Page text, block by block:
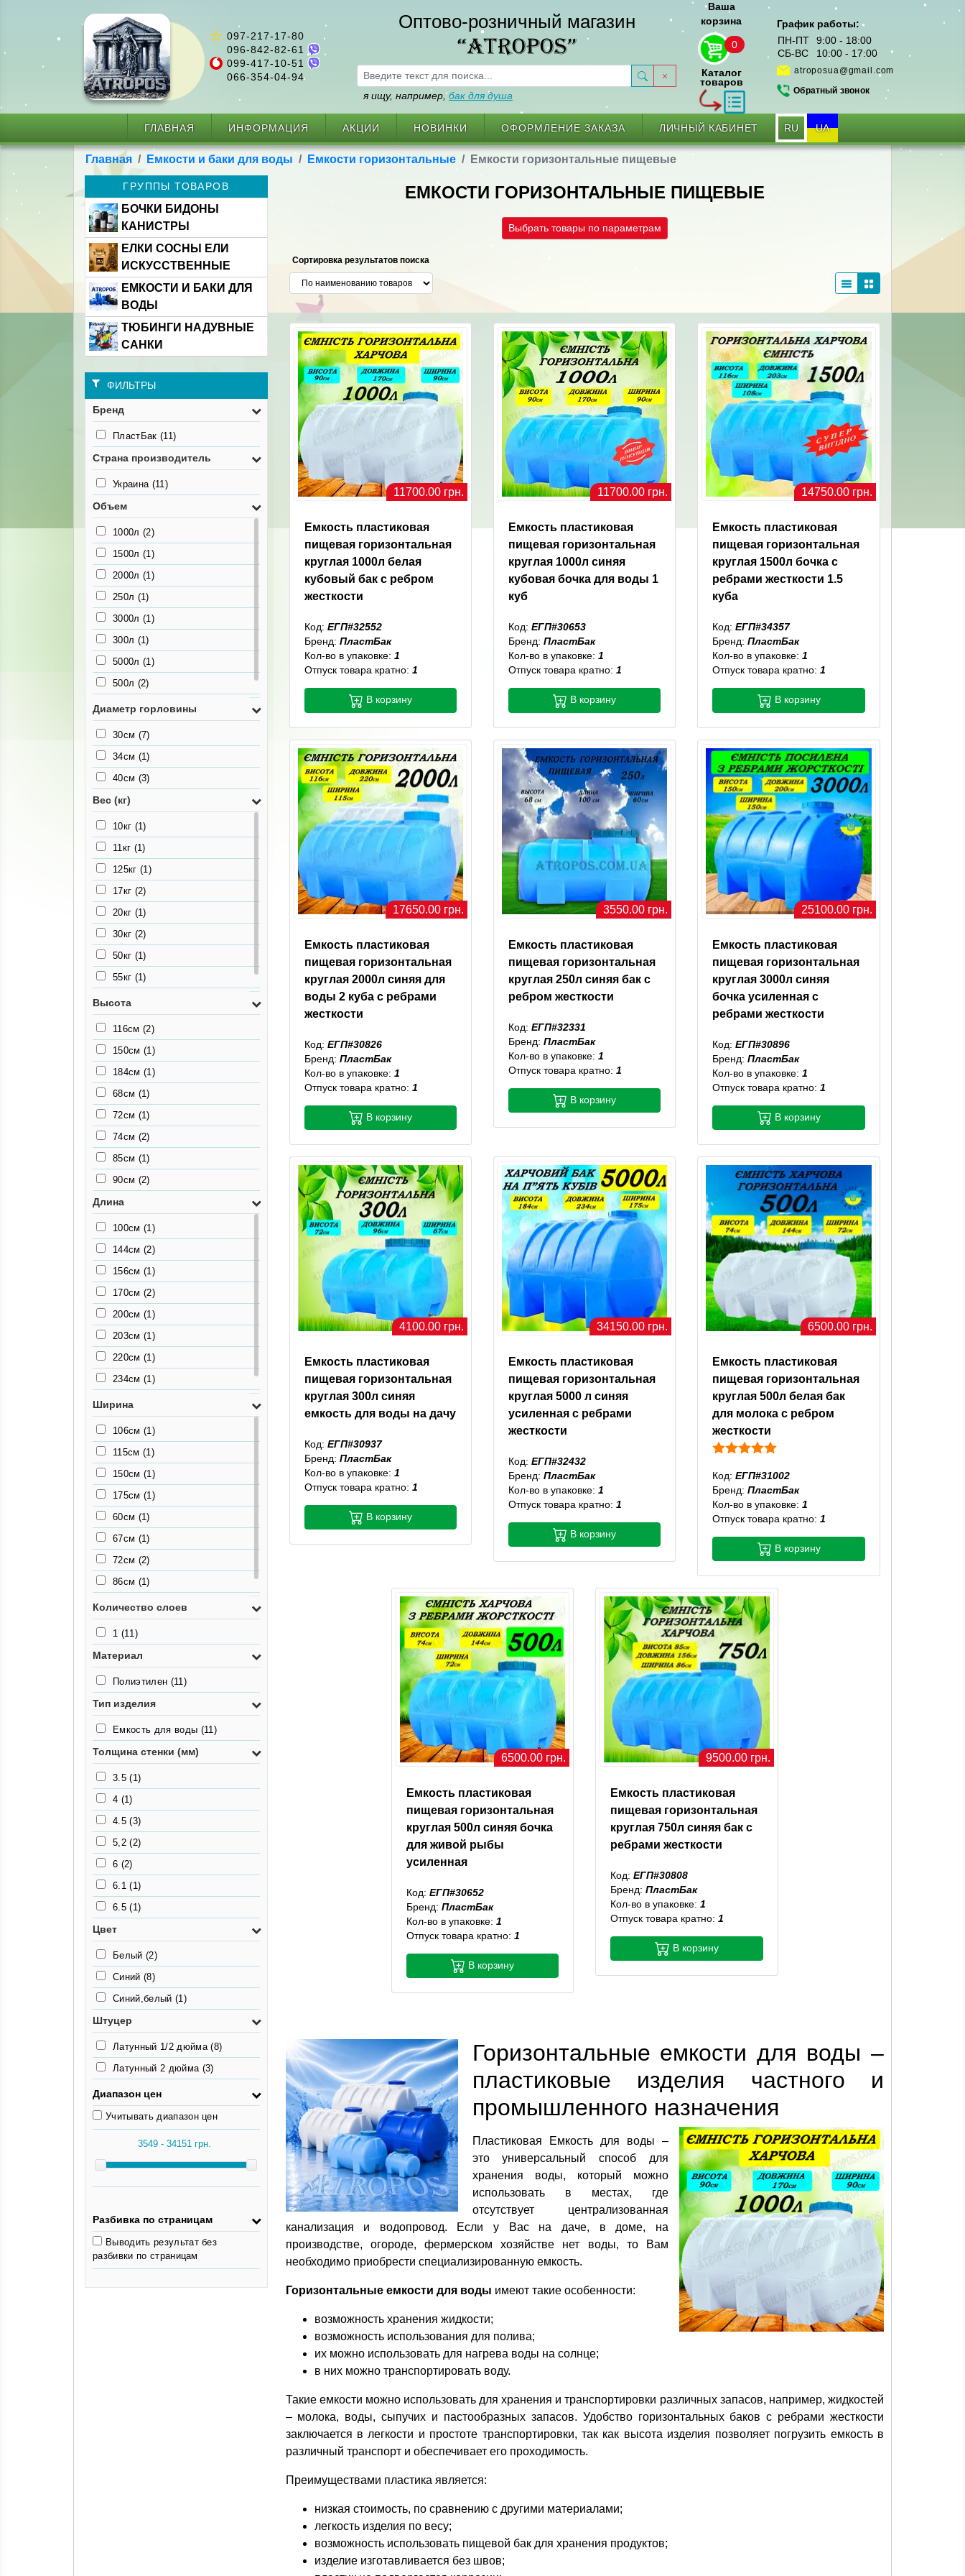
097-217-17-80
096-842-82-61
099-417-10-51
066-354-04-94
Оптово-розничный магазин
“ATROPOS”
я ищу, например,бак для душа
Ваша
корзина
0
Каталог
товаров
График работы:
ПН-ПТ
9:00 - 18:00
СБ-ВС
10:00 - 17:00
atroposua@gmail.com
Обратный звонок
ГЛАВНАЯ ИНФОРМАЦИЯ АКЦИИ НОВИНКИ ОФОРМЛЕНИЕ ЗАКАЗА ЛИЧНЫЙ КАБИНЕТ RU UA
Главная Емкости и баки для воды Емкости горизонтальные Емкости горизонтальные пищевые
ГРУППЫ ТОВАРОВ
БОЧКИ БИДОНЫ
КАНИСТРЫ
ЕЛКИ СОСНЫ ЕЛИ
ИСКУССТВЕННЫЕ
ЕМКОСТИ И БАКИ ДЛЯ
ВОДЫ
ТЮБИНГИ НАДУВНЫЕ
САНКИ
ФИЛЬТРЫ
Бренд
ПластБак (11)
Страна производитель
Украина (11)
Объем
1000л (2)
1500л (1)
2000л (1)
250л (1)
3000л (1)
300л (1)
5000л (1)
500л (2)
750л (1)
Диаметр горловины
30см (7)
34см (1)
40см (3)
Вес (кг)
10кг (1)
11кг (1)
125кг (1)
17кг (2)
20кг (1)
30кг (2)
50кг (1)
55кг (1)
80кг
Высота
116см (2)
150см (1)
184см (1)
68см (1)
72см (1)
74см (2)
85см (1)
90см (2)
Длина
100см (1)
144см (2)
156см (1)
170см (2)
200см (1)
203см (1)
220см (1)
234см (1)
96см
Ширина
106см (1)
115см (1)
150см (1)
175см (1)
60см (1)
67см (1)
72см (2)
86см (1)
90см(2)
Количество слоев
1 (11)
Материал
Полиэтилен (11)
Тип изделия
Емкость для воды (11)
Толщина стенки (мм)
3.5(1)
4 (1)
4.5(3)
5,2(2)
6 (2)
6.1(1)
6.5(1)
Цвет
Белый (2)
Синий (8)
Синий,белый (1)
Штуцер
Латунный 1/2 дюйма(8)
Латунный 2 дюйма (3)
Диапазон цен
Учитывать диапазон цен
Разбивка по страницам
Выводить результат без
разбивки по страницам
ЕМКОСТИ ГОРИЗОНТАЛЬНЫЕ ПИЩЕВЫЕ
Выбрать товары по параметрам
Сортировка результатов поиска
11700.00 грн.
Емкость пластиковая
пищевая горизонтальная
круглая 1000л белая
кубовый бак с ребром
жесткости
Код: ЕГП#32552
Бренд: ПластБак
Кол-во в упаковке: 1
Отпуск товара кратно: 1
В корзину
11700.00 грн.
Емкость пластиковая
пищевая горизонтальная
круглая 1000л синяя
кубовая бочка для воды 1
куб
Код: ЕГП#30653
Бренд: ПластБак
Кол-во в упаковке: 1
Отпуск товара кратно: 1
В корзину
14750.00 грн.
Емкость пластиковая
пищевая горизонтальная
круглая 1500л бочка с
ребрами жесткости 1.5
куба
Код:ЕГП#34357
Бренд:ПластБак
Кол-во в упаковке:1
Отпуск товара кратно:1
В корзину
17650.00 грн.
Емкость пластиковая
пищевая горизонтальная
круглая 2000л синяя для
воды 2 куба с ребрами
жесткости
Код: ЕГП#30826
Бренд: ПластБак
Кол-во в упаковке: 1
Отпуск товара кратно: 1
В корзину
3550.00 грн.
Емкость пластиковая
пищевая горизонтальная
круглая 250л синяя бак с
ребром жесткости
Код: ЕГП#32331
Бренд: ПластБак
Кол-во в упаковке: 1
Отпуск товара кратно: 1
В корзину
25100.00 грн.
Емкость пластиковая
пищевая горизонтальная
круглая 3000л синяя
бочка усиленная с
ребрами жесткости
Код:ЕГП#30896
Бренд:ПластБак
Кол-во в упаковке:1
Отпуск товара кратно:1
В корзину
4100.00 грн.
Емкость пластиковая
пищевая горизонтальная
круглая 300л синяя
емкость для воды на дачу
Код: ЕГП#30937
Бренд: ПластБак
Кол-во в упаковке: 1
Отпуск товара кратно: 1
В корзину
34150.00 грн.
Емкость пластиковая
пищевая горизонтальная
круглая 5000 л синяя
усиленная с ребрами
жесткости
Код: ЕГП#32432
Бренд: ПластБак
Кол-во в упаковке: 1
Отпуск товара кратно: 1
В корзину
6500.00 грн.
Емкость пластиковая
пищевая горизонтальная
круглая 500л белая бак
для молока с ребром
жесткости
Код:ЕГП#31002
Бренд:ПластБак
Кол-во в упаковке:1
Отпуск товара кратно:1
В корзину
6500.00 грн.
Емкость пластиковая
пищевая горизонтальная
круглая 500л синяя бочка
для живой рыбы
усиленная
Код: ЕГП#30652
Бренд: ПластБак
Кол-во в упаковке: 1
Отпуск товара кратно: 1
В корзину
9500.00 грн.
Емкость пластиковая
пищевая горизонтальная
круглая 750л синяя бак с
ребрами жесткости
Код:ЕГП#30808
Бренд:ПластБак
Кол-во в упаковке:1
Отпуск товара кратно:1
В корзину
Горизонтальные емкости для воды –
пластиковые изделия частного и
промышленного назначения
Пластиковая Емкость для воды –
это универсальный способ для
хранения воды, который можно
использовать в местах, где
отсутствует централизованная
канализация и водопровод. Если у Вас на даче, в доме, на
производстве, огороде, фермерском хозяйстве нет воды, то Вам
необходимо приобрести специализированную емкость.
Горизонтальные емкости для воды имеют такие особенности:
возможность хранения жидкости;
возможность использования для полива;
их можно использовать для нагрева воды на солнце;
в них можно транспортировать воду.
Такие емкости можно использовать для хранения и транспортировки различных запасов, например, жидкостей
– молока, воды, сыпучих и пастообразных запасов. Удобство горизонтальных баков с ребрами жесткости
заключается в легкости и простоте транспортировки, так как высота изделия позволяет погрузить емкость в
различный транспорт и обеспечивает его проходимость.
Преимуществами пластика является:
низкая стоимость, по сравнению с другими материалами;
легкость изделия по весу;
возможность использовать пищевой бак для хранения продуктов;
изделие изготавливается без швов;